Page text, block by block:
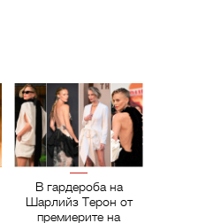
В гардероба на
Шарлийз Терон от
премиерите на